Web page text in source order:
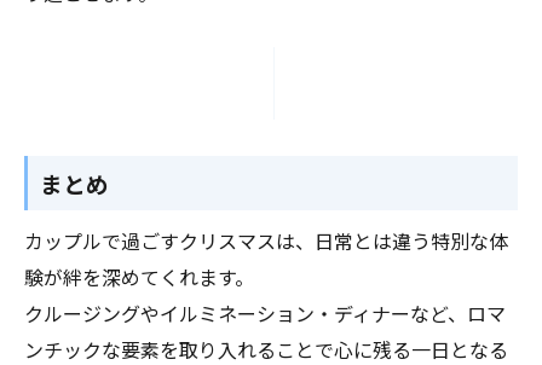
まとめ
カップルで過ごすクリスマスは、日常とは違う特別な体
験が絆を深めてくれます。
クルージングやイルミネーション・ディナーなど、ロマ
ンチックな要素を取り入れることで心に残る一日となる